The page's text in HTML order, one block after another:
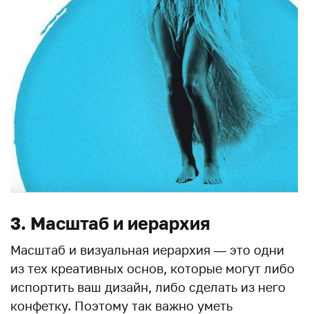
3. Масштаб и иерархия
Масштаб и визуальная иерархия — это одни
из тех креативных основ, которые могут либо
испортить ваш дизайн, либо сделать из него
конфетку. Поэтому так важно уметь